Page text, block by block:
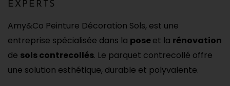
EXPERTS
Amy&Co Peinture Décoration Sols, est une
entreprise spécialisée dans la poseet la rénovation
de sols contrecollés. Le parquet contrecollé offre
une solution esthétique, durable et polyvalente.